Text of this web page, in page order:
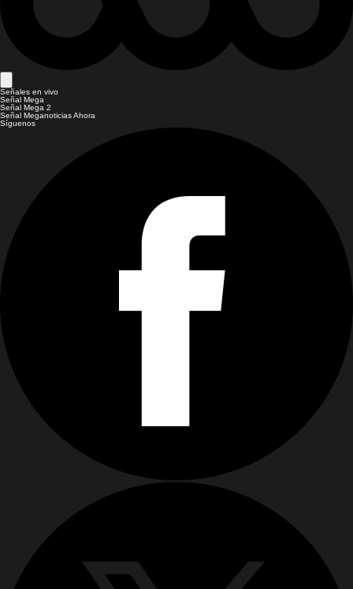
Señales en vivo
Señal Mega
Señal Mega 2
Señal Meganoticias Ahora
Síguenos